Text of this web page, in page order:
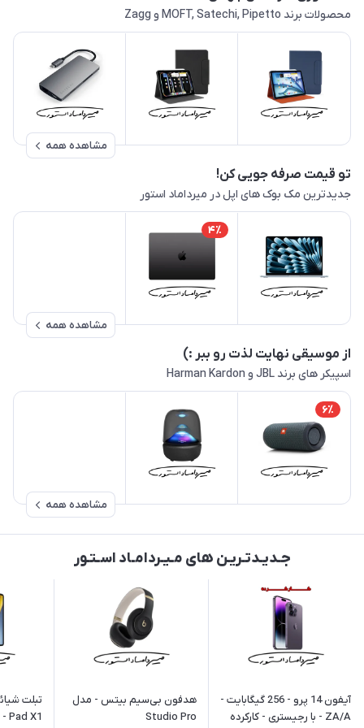
محصولات برند MOFT, Satechi, Pipetto و Zagg
مشاهده همه
تو قیمت صرفه جویی کن!
جدیدترین مک بوک های اپل در میرداماد استور
4٪
مشاهده همه
از موسیقی نهایت لذت رو ببر :)
اسپیکر های برند JBL و Harman Kardon
6٪
مشاهده همه
جـدیـدتـریـن های مـیـردامـاد اسـتـور
آیفون 14 پرو - 256 گیگابایت -
ZA/A - با رجیستری - کارکرده
هدفون بی‌سیم بیتس - مدل
Studio Pro